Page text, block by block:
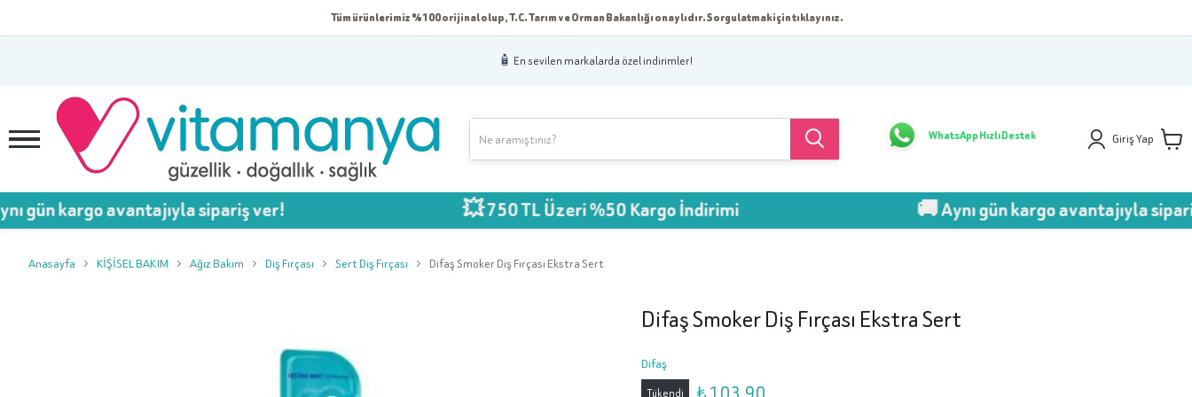
Tüm ürünlerimiz %100 orijinal olup, T.C. Tarım ve Orman Bakanlığı onaylıdır. Sorgulatmak için tıklayınız.
🧴 En sevilen markalarda özel indirimler!
WhatsApp Hızlı Destek Giriş Yap
gün kargo avantajıyla sipariş ver! 💥 750 TL Üzeri %50 Kargo İndirimi 🚚 Aynı gün kargo avantajıyla sipariş
Anasayfa KİŞİSEL BAKIM Ağız Bakım Diş Fırçası Sert Diş Fırçası Difaş Smoker Diş Fırçası Ekstra Sert
Difaş Smoker Diş Fırçası Ekstra Sert
Difaş
Tükendi